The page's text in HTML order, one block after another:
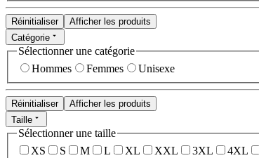
Réinitialiser
Afficher les produits
Catégorie
Sélectionner une catégorie
Hommes
Femmes Unisexe
Réinitialiser
Afficher les produits
Taille
Sélectionner une taille
XS
S M L XL XXL 3XL 4XL